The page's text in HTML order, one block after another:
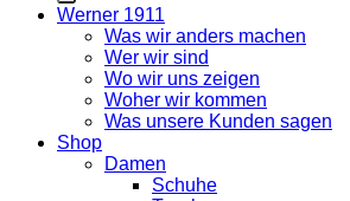
Werner 1911
Was wir anders machen
Wer wir sind
Wo wir uns zeigen
Woher wir kommen
Was unsere Kunden sagen
Shop
Damen
Schuhe